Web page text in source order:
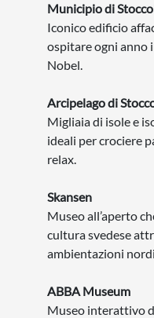
Municipio di
Iconico edificio
ospitare ogni anno
Nobel.
Arcipelago di
Migliaia di isole e
ideali per crociere
relax.
Skansen
Museo all’aperto
cultura svedese
ambientazioni
ABBA Museum
Museo interattivo